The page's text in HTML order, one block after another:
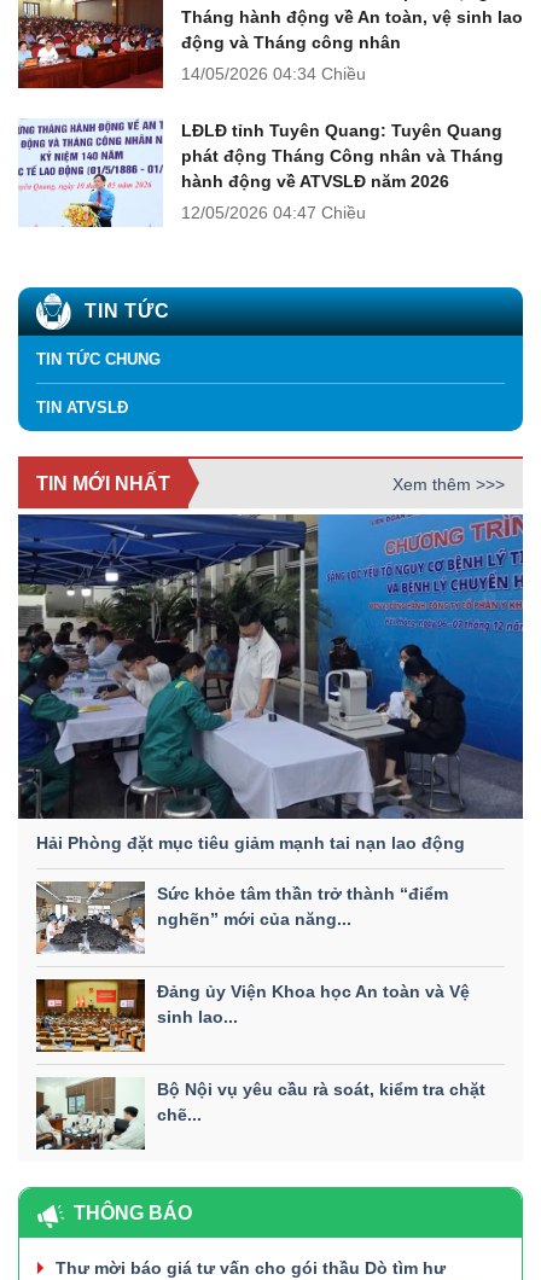
Tháng hành động về An toàn, vệ sinh lao
động và Tháng công nhân
14/05/2026 04:34 Chiều
LĐLĐ tỉnh Tuyên Quang: Tuyên Quang
phát động Tháng Công nhân và Tháng
hành động về ATVSLĐ năm 2026
12/05/2026 04:47 Chiều
TIN TỨC
TIN TỨC CHUNG
TIN ATVSLĐ
TIN MỚI NHẤT Xem thêm >>>
Hải Phòng đặt mục tiêu giảm mạnh tai nạn lao động
Sức khỏe tâm thần trở thành “điểm
nghẽn” mới của năng...
Đảng ủy Viện Khoa học An toàn và Vệ
sinh lao...
Bộ Nội vụ yêu cầu rà soát, kiểm tra chặt
chẽ...
THÔNG BÁO
Thư mời báo giá tư vấn cho gói thầu Dò tìm hư